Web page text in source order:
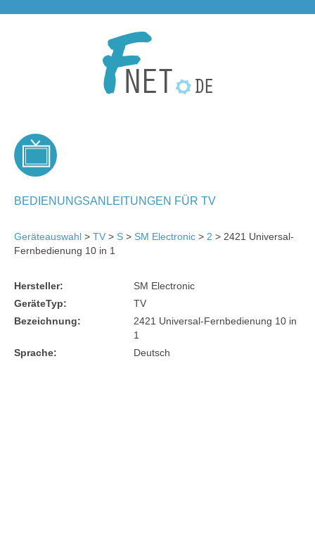
BEDIENUNGSANLEITUNGEN FÜR TV
Geräteauswahl > TV > S > SM Electronic > 2 > 2421 Universal-
Fernbedienung 10 in 1
Hersteller:
SM Electronic
GeräteTyp:
TV
Bezeichnung:
2421 Universal-Fernbedienung 10 in
1
Sprache:
Deutsch